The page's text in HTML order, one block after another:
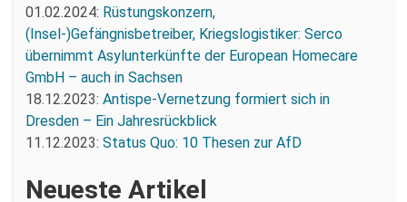
01.02.2024: Rüstungskonzern,
(Insel-)Gefängnisbetreiber, Kriegslogistiker: Serco
übernimmt Asylunterkünfte der European Homecare
GmbH – auch in Sachsen
18.12.2023: Antispe-Vernetzung formiert sich in
Dresden – Ein Jahresrückblick
11.12.2023: Status Quo: 10 Thesen zur AfD
Neueste Artikel